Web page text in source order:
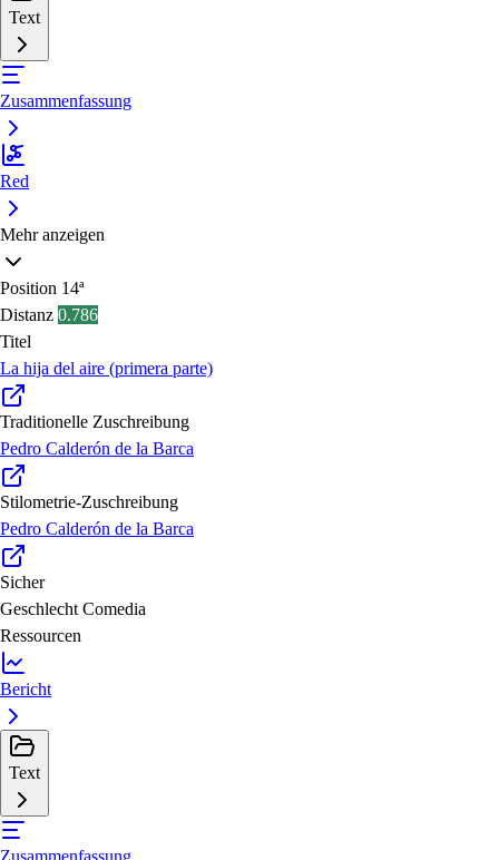
Text
Zusammenfassung
Red
Mehr anzeigen
Position 14ª
Distanz 0.786
Titel
La hija del aire (primera parte)
Traditionelle Zuschreibung
Pedro Calderón de la Barca
Stilometrie-Zuschreibung
Pedro Calderón de la Barca
Sicher
Geschlecht Comedia
Ressourcen
Bericht
Text